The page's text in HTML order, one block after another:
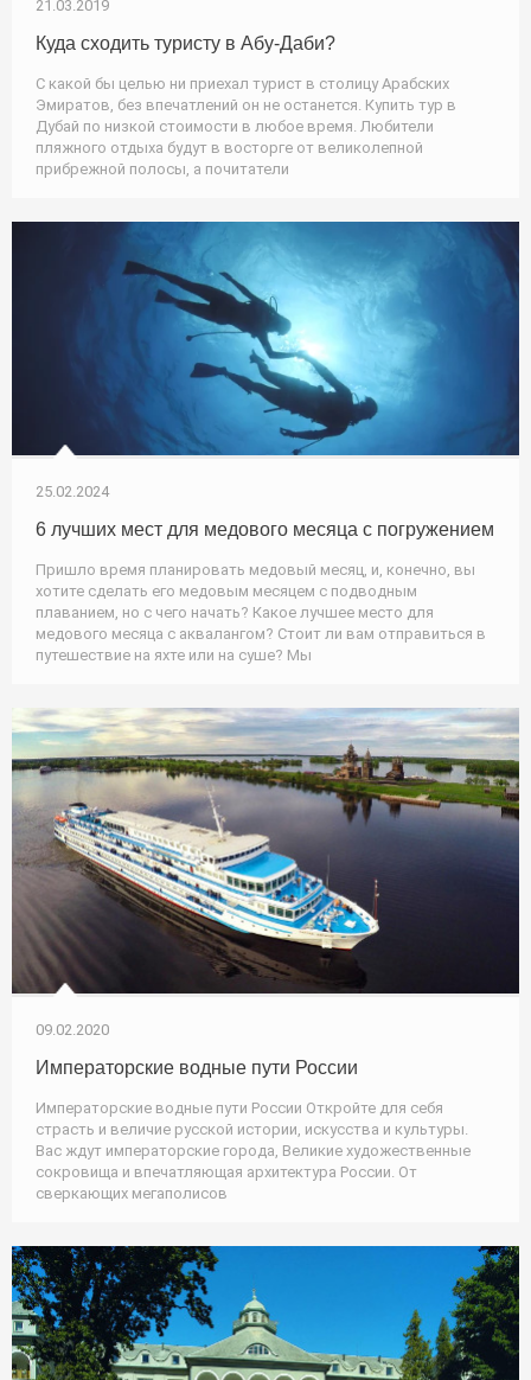
21.03.2019
Куда сходить туристу в Абу-Даби?
С какой бы целью ни приехал турист в столицу Арабских
Эмиратов, без впечатлений он не останется. Купить тур в
Дубай по низкой стоимости в любое время. Любители
пляжного отдыха будут в восторге от великолепной
прибрежной полосы, а почитатели
25.02.2024
6 лучших мест для медового месяца с погружением
Пришло время планировать медовый месяц, и, конечно, вы
хотите сделать его медовым месяцем с подводным
плаванием, но с чего начать? Какое лучшее место для
медового месяца с аквалангом? Стоит ли вам отправиться в
путешествие на яхте или на суше? Мы
09.02.2020
Императорские водные пути России
Императорские водные пути России Откройте для себя
страсть и величие русской истории, искусства и культуры.
Вас ждут императорские города, Великие художественные
сокровища и впечатляющая архитектура России. От
сверкающих мегаполисов